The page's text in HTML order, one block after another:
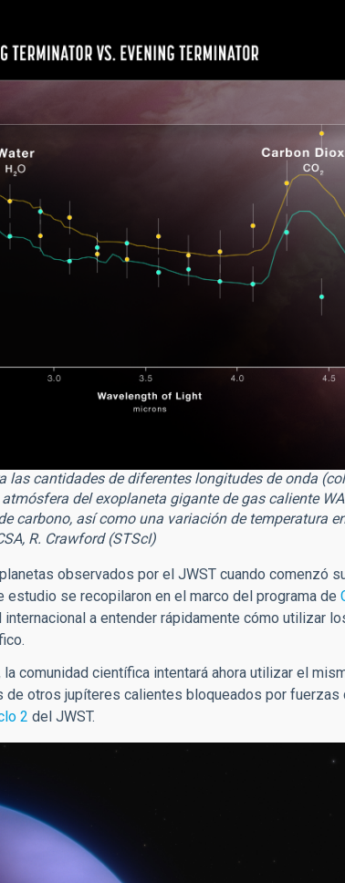
las cantidades de diferentes longitudes de onda
del exoplaneta gigante de gas caliente
carbono, así como una variación de temperatura
R. Crawford (STScI)
observados por el JWST cuando comenzó
se recopilaron en el marco del programa de
internacional a entender rápidamente cómo utilizar
comunidad científica intentará ahora utilizar el
otros jupíteres calientes bloqueados por fuerzas
2 del JWST.